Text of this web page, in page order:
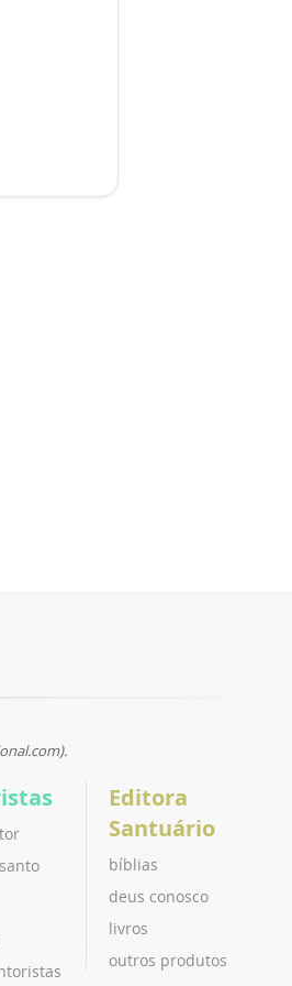
Editora
Santuário
bíblias
deus conosco
livros
outros produtos